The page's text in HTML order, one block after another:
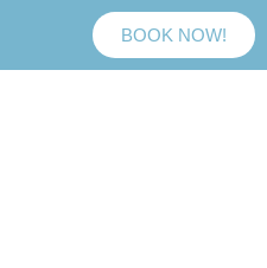
BOOK NOW!